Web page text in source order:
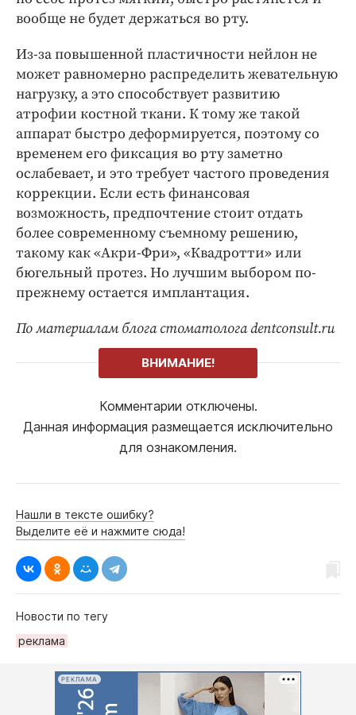
вообще не будет держаться во рту.
Из-за повышенной пластичности нейлон не
может равномерно распределить жевательную
нагрузку, а это способствует развитию
атрофии костной ткани. К тому же такой
аппарат быстро деформируется, поэтому со
временем его фиксация во рту заметно
ослабевает, и это требует частого проведения
коррекции. Если есть финансовая
возможность, предпочтение стоит отдать
более современному съемному решению,
такому как «Акри-Фри», «Квадротти» или
бюгельный протез. Но лучшим выбором по-
прежнему остается имплантация.
По материалам блога стоматолога dentconsult.ru
ВНИМАНИЕ!
Комментарии отключены.
Данная информация размещается исключительно
для ознакомления.
Нашли в тексте ошибку?
Выделите её и нажмите сюда!
Новости по тегу
реклама
РЕКЛАМА